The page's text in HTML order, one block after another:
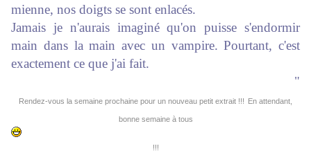
mienne, nos doigts se sont enlacés.
Jamais je n'aurais imaginé qu'on puisse s'endormir
main dans la main avec un vampire. Pourtant, c'est
exactement ce que j'ai fait.
"
Rendez-vous la semaine prochaine pour un nouveau petit extrait !!! En attendant,
bonne semaine à tous
!!!